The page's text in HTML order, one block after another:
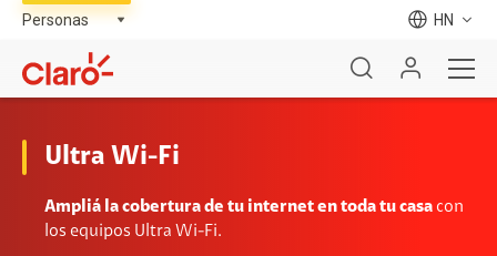
HN
Ultra Wi-Fi
Ampliá la cobertura de tu internet en toda tu casa con
los equipos Ultra Wi-Fi.